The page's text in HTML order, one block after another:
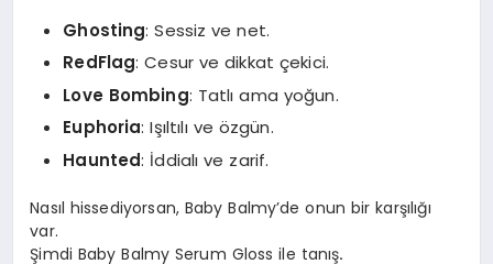
Ghosting: Sessiz ve net.
RedFlag: Cesur ve dikkat çekici.
Love Bombing: Tatlı ama yoğun.
Euphoria: Işıltılı ve özgün.
Haunted: İddialı ve zarif.
Nasıl hissediyorsan, Baby Balmy’de onun bir karşılığı
var.
Şimdi Baby Balmy Serum Gloss ile tanış.